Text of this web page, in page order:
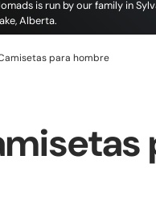
is run by our family in
Alberta.
para hombre